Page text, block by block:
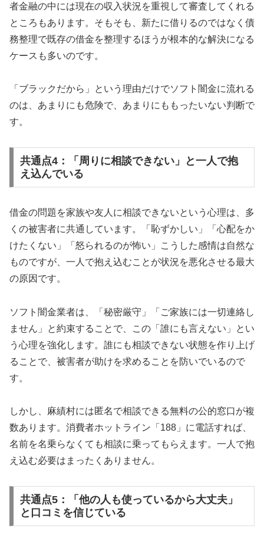
者金融の中には現在の収入状況を重視して審査してくれる
ところもあります。そもそも、新たに借りるのではなく債
務整理で既存の借金を整理するほうが根本的な解決になる
ケースも多いのです。
「ブラックだから」という理由だけでソフト闇金に流れる
のは、あまりにも危険で、あまりにももったいない判断で
す。
共通点4：「周りに相談できない」と一人で抱
え込んでいる
借金の問題を家族や友人に相談できないという心理は、多
くの被害者に共通しています。「恥ずかしい」「心配をか
けたくない」「怒られるのが怖い」こうした感情は自然な
ものですが、一人で抱え込むことが状況を悪化させる最大
の原因です。
ソフト闇金業者は、「秘密厳守」「ご家族には一切連絡し
ません」と約束することで、この「誰にも言えない」とい
う心理を強化します。誰にも相談できない状態を作り上げ
ることで、被害者が助けを求めることを防いでいるので
す。
しかし、麻績村には匿名で相談できる無料の公的窓口が複
数あります。消費者ホットライン「188」に電話すれば、
名前を名乗らなくても相談に乗ってもらえます。一人で抱
え込む必要はまったくありません。
共通点5：「他の人も使っているから大丈夫」
と口コミを信じている